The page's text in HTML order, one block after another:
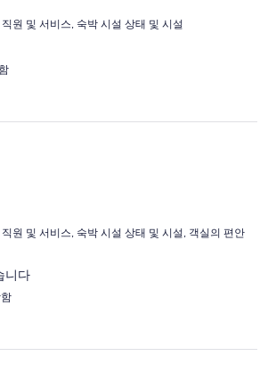
원 및 서비스, 숙박 시설 상태 및 시설
원 및 서비스, 숙박 시설 상태 및 시설, 객실의 편안
니다